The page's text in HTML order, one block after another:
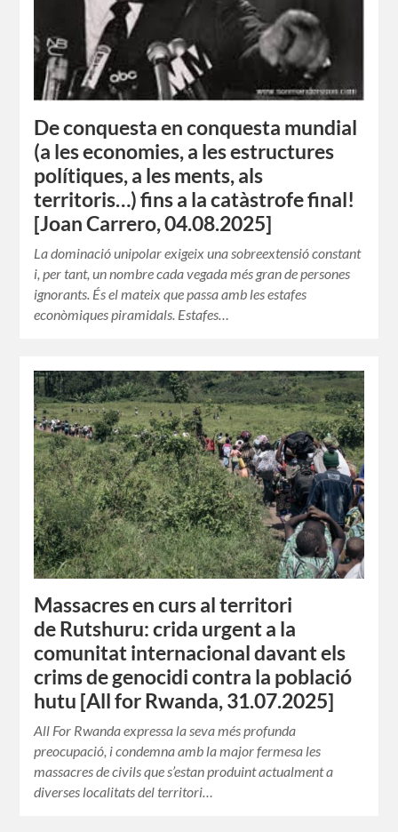
De conquesta en conquesta mundial
(a les economies, a les estructures
polítiques, a les ments, als
territoris…) fins a la catàstrofe final!
[Joan Carrero, 04.08.2025]
La dominació unipolar exigeix una sobreextensió constant
i, per tant, un nombre cada vegada més gran de persones
ignorants. És el mateix que passa amb les estafes
econòmiques piramidals. Estafes…
Massacres en curs al territori
de Rutshuru: crida urgent a la
comunitat internacional davant els
crims de genocidi contra la població
hutu [All for Rwanda, 31.07.2025]
All For Rwanda expressa la seva més profunda
preocupació, i condemna amb la major fermesa les
massacres de civils que s’estan produint actualment a
diverses localitats del territori…